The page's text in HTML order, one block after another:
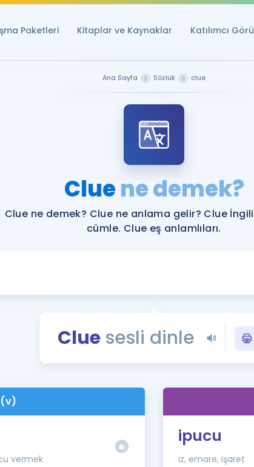
Paketleri Kitaplar ve Kaynaklar Katılımcı
YDS ve
YDS ve
Tüm
Blog
YDS -
Ana Sayfa Sözlük clue
Cluene demek?
Clue ne demek? Clue ne anlama gelir? Clue
cümle. Clue eş anlamlıları.
Clue sesli dinle
vermek
ipucu
iz, emare, işaret